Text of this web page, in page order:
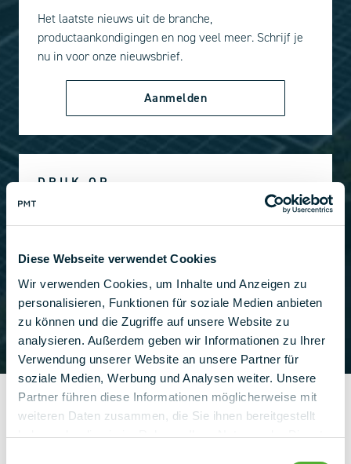
Diese Webseite verwendet Cookies
Wir verwenden Cookies, um Inhalte und Anzeigen zu
personalisieren, Funktionen für soziale Medien anbieten
zu können und die Zugriffe auf unsere Website zu
analysieren. Außerdem geben wir Informationen zu Ihrer
Verwendung unserer Website an unsere Partner für
soziale Medien, Werbung und Analysen weiter. Unsere
Partner führen diese Informationen möglicherweise mit
weiteren Daten zusammen, die Sie ihnen bereitgestellt
haben oder die sie im Rahmen Ihrer Nutzung der Dienste
Het laatste nieuws uit de branche,
productaankondigingen en nog veel meer. Schrijf je
nu in voor onze nieuwsbrief.
Aanmelden
DRUK OP
Altijd up-to-date: PMT persberichten en media in één